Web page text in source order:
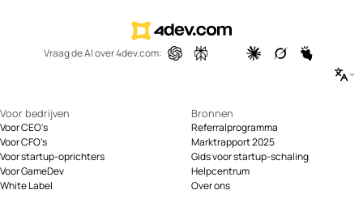
Vraag de AI over 4dev.com:
Voor bedrijven
Voor CEO's
Voor CFO's
Voor startup-oprichters
Voor GameDev
White Label
Bronnen
Referralprogramma
Marktrapport 2025
Gids voor startup-schaling
Helpcentrum
Over ons